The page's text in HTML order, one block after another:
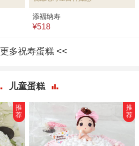
添褔纳寿
¥518
更多祝寿蛋糕
儿童蛋糕
推
荐
推
荐